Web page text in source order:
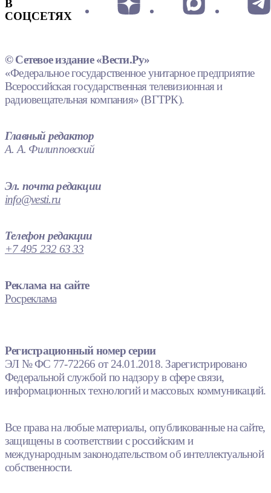
В
СОЦСЕТЯХ
© Сетевое издание «Вести.Ру»
«Федеральное государственное унитарное предприятие
Всероссийская государственная телевизионная и
радиовещательная компания» (ВГТРК).
Главный редактор
А. А. Филипповский
Эл. почта редакции
info@vesti.ru
Телефон редакции
+7 495 232 63 33
Реклама на сайте
Росреклама
Регистрационный номер серии
ЭЛ № ФС 77-72266 от 24.01.2018. Зарегистрировано
Федеральной службой по надзору в сфере связи,
информационных технологий и массовых коммуникаций.
Все права на любые материалы, опубликованные на сайте,
защищены в соответствии с российским и
международным законодательством об интеллектуальной
собственности.